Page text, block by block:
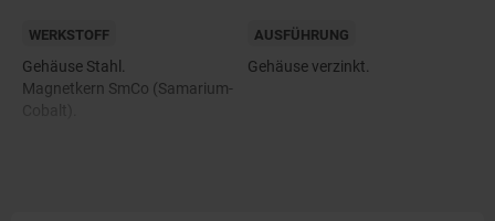
WERKSTOFF
Gehäuse Stahl.
Magnetkern SmCo (Samarium-
AUSFÜHRUNG
Gehäuse verzinkt.